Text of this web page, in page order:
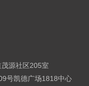
源社区205室
号凯德广场1818中心